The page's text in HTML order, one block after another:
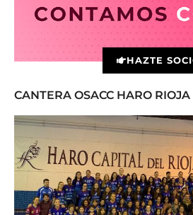
HAZTE
CANTERA OSACC HARO